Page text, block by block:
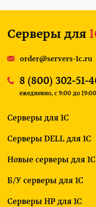
Серверы для 1С
Серверы DELL для 1С
Новые серверы для 1С
Б/У серверы для 1С
Серверы HP для 1С
Серверы для
order@servers-1c.ru
8 (800) 302-51-
ежедневно, c 9:00 до 19:00